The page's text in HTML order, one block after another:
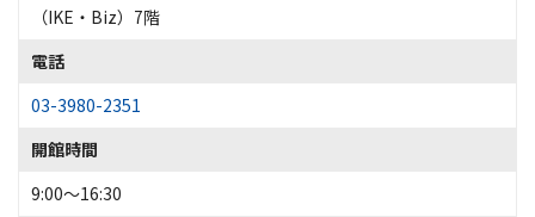
（IKE・Biz）7階
電話
03-3980-2351
開館時間
9:00～16:30